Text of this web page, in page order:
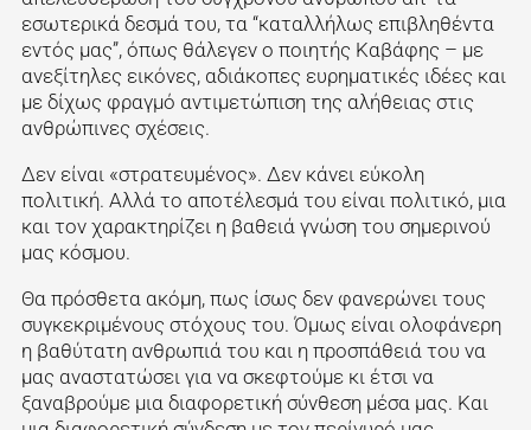
εσωτερικά δεσμά του, τα “καταλλήλως επιβληθέντα
εντός μας”, όπως θάλεγεν ο ποιητής Καβάφης – με
ανεξίτηλες εικόνες, αδιάκοπες ευρηματικές ιδέες και
με δίχως φραγμό αντιμετώπιση της αλήθειας στις
ανθρώπινες σχέσεις.
Δεν είναι «στρατευμένος». Δεν κάνει εύκολη
πολιτική. Αλλά το αποτέλεσμά του είναι πολιτικό, μια
και τον χαρακτηρίζει η βαθειά γνώση του σημερινού
μας κόσμου.
Θα πρόσθετα ακόμη, πως ίσως δεν φανερώνει τους
συγκεκριμένους στόχους του. Όμως είναι ολοφάνερη
η βαθύτατη ανθρωπιά του και η προσπάθειά του να
μας αναστατώσει για να σκεφτούμε κι έτσι να
ξαναβρούμε μια διαφορετική σύνθεση μέσα μας. Και